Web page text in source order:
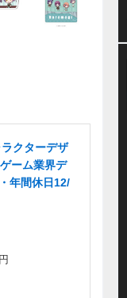
ラクターデザ
ーム業界デ
年間休日12/